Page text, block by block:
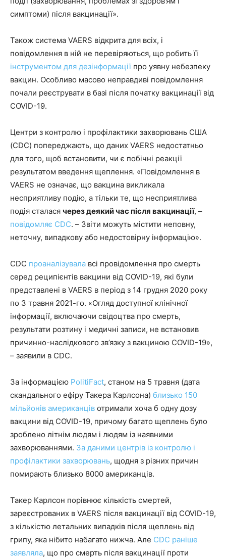
симптоми) після вакцинації».
Також система VAERS відкрита для всіх, і
повідомлення в ній не перевіряються, що робить її
інструментом для дезінформації про уявну небезпеку
вакцин. Особливо масово неправдиві повідомлення
почали реєструвати в базі після початку вакцинації від
COVID-19.
Центри з контролю і профілактики захворювань США
(CDC) попереджають, що даних VAERS недостатньо
для того, щоб встановити, чи є побічні реакції
результатом введення щеплення. «Повідомлення в
VAERS не означає, що вакцина викликала
несприятливу подію, а тільки те, що несприятлива
подія сталася через деякий час після вакцинації, –
повідомляє CDC. – Звіти можуть містити неповну,
неточну, випадкову або недостовірну інформацію».
CDC проаналізувала всі провідомлення про смерть
серед реципієнтів вакцини від COVID-19, які були
представлені в VAERS в період з 14 грудня 2020 року
по 3 травня 2021-го. «Огляд доступної клінічної
інформації, включаючи свідоцтва про смерть,
результати розтину і медичні записи, не встановив
причинно-наслідкового зв’язку з вакциною COVID-19»,
– заявили в CDC.
За інформацією PolitiFact, станом на 5 травня (дата
скандального ефіру Такера Карлсона) близько 150
мільйонів американців отримали хоча б одну дозу
вакцини від COVID-19, причому багато щеплень було
зроблено літнім людям і людям із наявними
захворюваннями. За даними центрів із контролю і
профілактики захворювань, щодня з різних причин
помирають близько 8000 американців.
Такер Карлсон порівнює кількість смертей,
зареєстрованих в VAERS після вакцинації від COVID-19,
з кількістю летальних випадків після щеплень від
грипу, яка нібито набагато нижча. Але CDC раніше
заявляла, що про смерть після вакцинації проти